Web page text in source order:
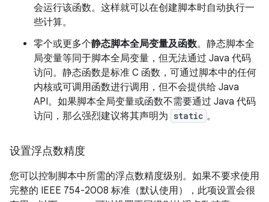
会运行该函数。这样就可以在创建脚本时自动执行一
些计算。
零个或更多个静态脚本全局变量及函数。 静态脚本全
局变量等同于脚本全局变量，但无法通过 Java 代码
访问。静态函数是标准 C 函数，可通过脚本中的任何
内核或可调用函数进行调用，但不会提供给 Java
API。如果脚本全局变量或函数不需要通过 Java 代码
访问，那么强烈建议将其声明为 static 。
设置浮点数精度
您可以控制脚本中所需的浮点数精度级别。如果不要求使用
完整的 IEEE 754-2008 标准（默认使用），此项设置会很